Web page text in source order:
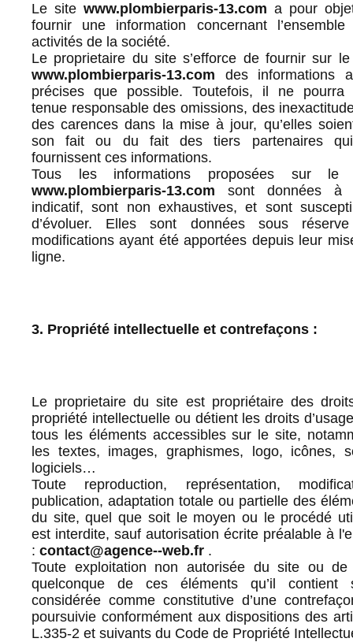
Le site www.plombierparis-13.com a pour
fournir une information concernant l’ensemble
activités de la société.
Le proprietaire du site s’efforce de fournir sur
www.plombierparis-13.com des informations
précises que possible. Toutefois, il ne pourra
tenue responsable des omissions, des
des carences dans la mise à jour, qu’elles
son fait ou du fait des tiers partenaires
fournissent ces informations.
Tous les informations proposées sur le
www.plombierparis-13.com sont données à
indicatif, sont non exhaustives, et sont
d’évoluer. Elles sont données sous
modifications ayant été apportées depuis leur
ligne.
3. Propriété intellectuelle et contrefaçons :
Le proprietaire du site est propriétaire des
propriété intellectuelle ou détient les droits
tous les éléments accessibles sur le site,
les textes, images, graphismes, logo, icônes,
logiciels…
Toute reproduction, représentation,
publication, adaptation totale ou partielle des
du site, quel que soit le moyen ou le procédé
est interdite, sauf autorisation écrite préalable à
: contact@agence--web.fr .
Toute exploitation non autorisée du site ou de
quelconque de ces éléments qu’il contient
considérée comme constitutive d’une
poursuivie conformément aux dispositions des
L.335-2 et suivants du Code de Propriété